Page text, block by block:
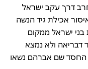
דרך עקב ישראל
אכילת גיד הנשה
ישראל ממקום
דבריאה ולא נמצא
החסד שם אברהם נשאו